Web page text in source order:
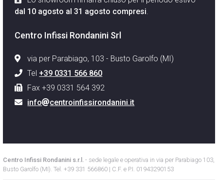
dal 10 agosto al 31 agosto compresi
Centro Infissi Rondanini Srl
via per Parabiago, 103 - Busto Garolfo (MI)
Tel +39 0331 566 860
Fax +39 0331 564 392
info
centroinfissirondanini.it
Centro Infissi Rondanini s.r.l. - sede legale e operativa in via per Parabiago 103,
Busto Garolfo (MI). Tel. +39 331 566860 | C.F. e P.I. 01943290153